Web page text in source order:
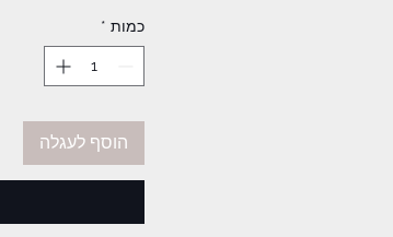
כמות *
הוסף לעגלה